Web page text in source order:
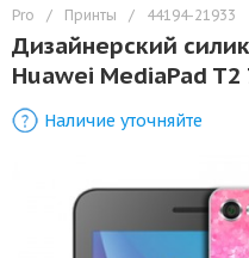
Pro
/ Принты / 44194-21933
Дизайнерский
Huawei MediaPad T2
Наличие уточняйте